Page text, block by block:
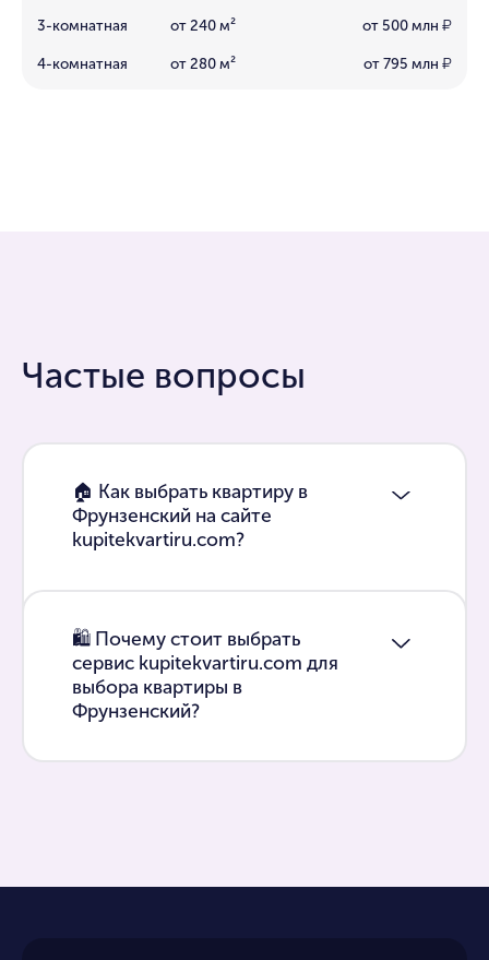
3-комнатная от 240 м² от 500 млн ₽
4-комнатная от 280 м² от 795 млн ₽
Частые вопросы
🏠 Как выбрать квартиру в
Фрунзенский на сайте
kupitekvartiru.com?
🛍 Почему стоит выбрать
сервис kupitekvartiru.com для
выбора квартиры в
Фрунзенский?